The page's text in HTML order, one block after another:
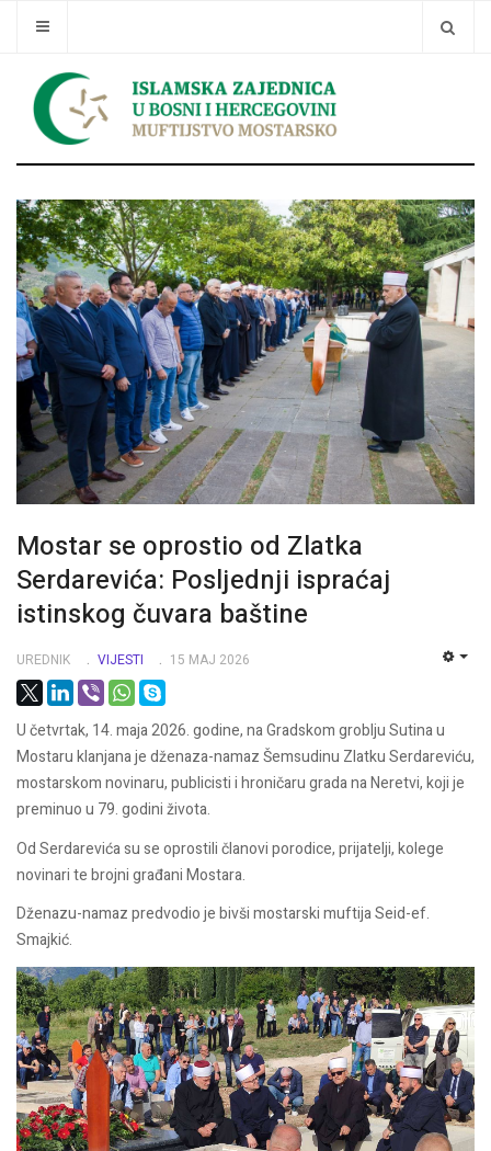
Traži
Mostar se oprostio od Zlatka
Serdarevića: Posljednji ispraćaj
istinskog čuvara baštine
UREDNIK VIJESTI 15 MAJ 2026
U četvrtak, 14. maja 2026. godine, na Gradskom groblju Sutina u
Mostaru klanjana je dženaza-namaz Šemsudinu Zlatku Serdareviću,
mostarskom novinaru, publicisti i hroničaru grada na Neretvi, koji je
preminuo u 79. godini života.
Od Serdarevića su se oprostili članovi porodice, prijatelji, kolege
novinari te brojni građani Mostara.
Dženazu-namaz predvodio je bivši mostarski muftija Seid-ef.
Smajkić.